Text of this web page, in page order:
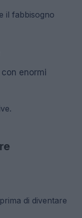
il fabbisogno
enormi
di diventare